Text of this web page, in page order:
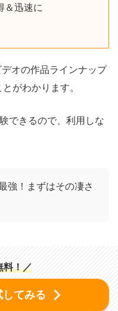
＆迅速に
オの作品ラインナップ
がわかります。
できるので、利用しな
強！まずはその凄さ
料！／
てみる